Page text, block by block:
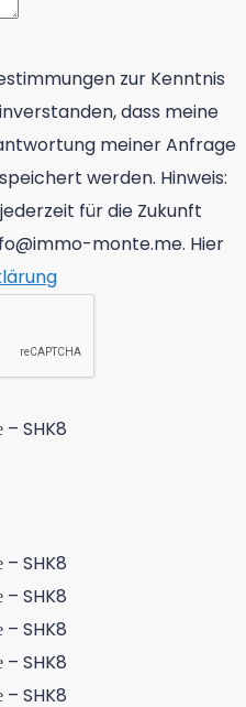
zur Kenntnis
dass meine
meiner Anfrage
werden. Hinweis:
für die Zukunft
monte.me. Hier